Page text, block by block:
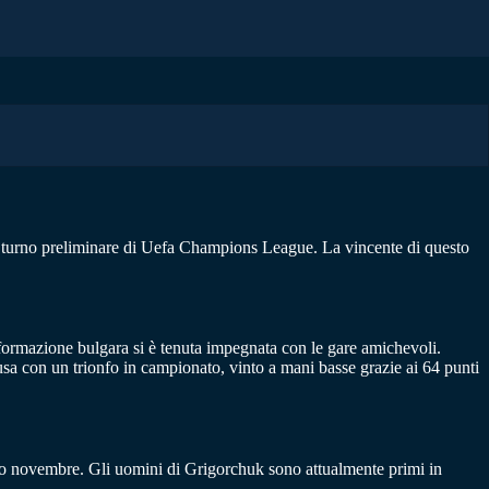
preliminare di Uefa Champions League. La vincente di questo
bulgara si è tenuta impegnata con le gare amichevoli.
con un trionfo in campionato, vinto a mani basse grazie ai 64 punti
novembre. Gli uomini di Grigorchuk sono attualmente primi in